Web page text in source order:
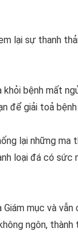
lại sự thanh
bệnh mất
để giải toả
lại những
loại đá có
mục và
ngôn, thành